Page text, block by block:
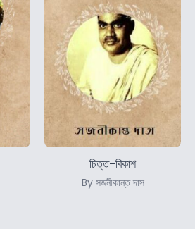
চিত্ত-বিকাশ
By সজনীকান্ত দাস